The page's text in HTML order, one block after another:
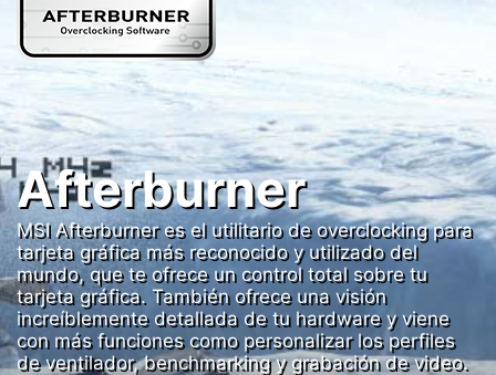
Afterburner
MSI Afterburner es el utilitario de overclocking para
tarjeta gráfica más reconocido y utilizado del
mundo, que te ofrece un control total sobre tu
tarjeta gráfica. También ofrece una visión
increíblemente detallada de tu hardware y viene
con más funciones como personalizar los perfiles
de ventilador, benchmarking y grabación de video.